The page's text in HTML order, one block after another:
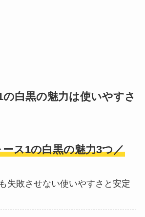
白黒の魅力は使いやすさ
ス1の白黒の魅力3つ／
失敗させない使いやすさと安定